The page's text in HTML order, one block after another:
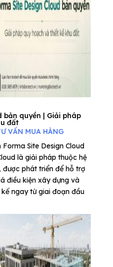
bản quyền | Giải pháp
đất
VẤN MUA HÀNG
Site Design Cloud
là giải pháp thuộc hệ
được phát triển để hỗ trợ
điều kiện xây dựng và
ngay từ giai đoạn đầu